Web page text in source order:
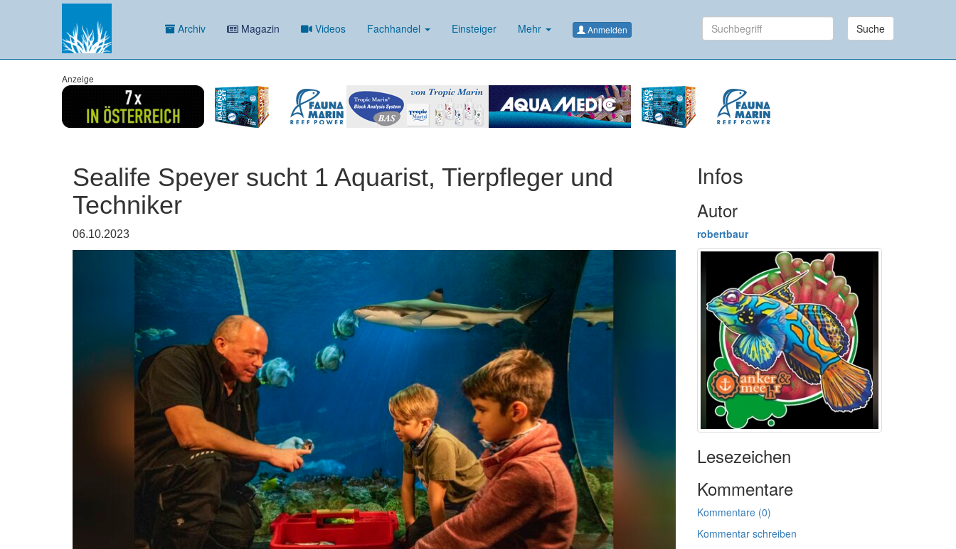
Archiv Magazin Videos Fachhandel Einsteiger Mehr Anmelden Suche
Anzeige
Sealife Speyer sucht 1 Aquarist, Tierpfleger und
Techniker
06.10.2023
Infos
Autor
robertbaur
Lesezeichen
Kommentare
Kommentare (0)
Kommentar schreiben